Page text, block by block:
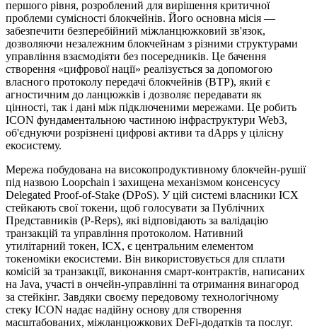
першого рівня, розроблений для вирішення критичної
проблеми сумісності блокчейнів. Його основна місія —
забезпечити безперебійний міжланцюжковий зв'язок,
дозволяючи незалежним блокчейнам з різними структурами
управління взаємодіяти без посередників. Це бачення
створення «цифрової нації» реалізується за допомогою
власного протоколу передачі блокчейнів (BTP), який є
агностичним до ланцюжків і дозволяє передавати як
цінності, так і дані між підключеними мережами. Це робить
ICON фундаментальною частиною інфраструктури Web3,
об'єднуючи розрізнені цифрові активи та dApps у цілісну
екосистему.
Мережа побудована на високопродуктивному блокчейн-рушії
під назвою Loopchain і захищена механізмом консенсусу
Delegated Proof-of-Stake (DPoS). У цій системі власники ICX
стейкають свої токени, щоб голосувати за Публічних
Представників (P-Reps), які відповідають за валідацію
транзакцій та управління протоколом. Нативний
утилітарний токен, ICX, є центральним елементом
токеноміки екосистеми. Він використовується для сплати
комісій за транзакції, виконання смарт-контрактів, написаних
на Java, участі в ончейн-управлінні та отримання винагород
за стейкінг. Завдяки своєму передовому технологічному
стеку ICON надає надійну основу для створення
масштабованих, міжланцюжкових DeFi-додатків та послуг.